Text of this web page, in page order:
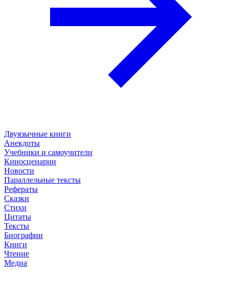
Двуязычные книги
Анекдоты
Учебники и самоучители
Киносценарии
Новости
Параллельные тексты
Рефераты
Сказки
Стихи
Цитаты
Тексты
Биографии
Книги
Чтение
Медиа